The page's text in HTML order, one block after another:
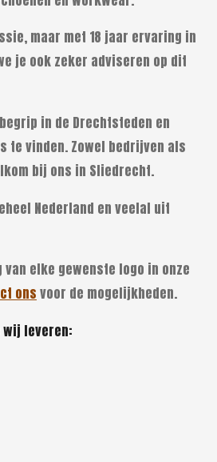
maar met 18 jaar ervaring in
je ook zeker adviseren op dit
in de Drechtsteden en
te vinden. Zowel bedrijven als
bij ons in Sliedrecht.
Nederland en veelal uit
elke gewenste logo in onze
onsvoor de mogelijkheden.
wij leveren: